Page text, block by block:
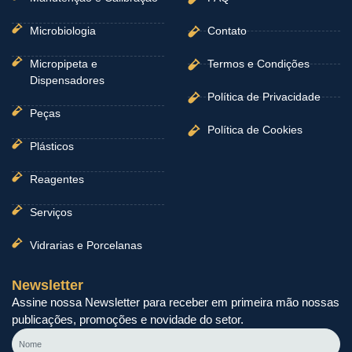
Microbiologia
Micropipeta e
Dispensadores
Peças
Plásticos
Reagentes
Serviços
Vidrarias e Porcelanas
Contato
Termos e Condições
Política de Privacidade
Política de Cookies
Newsletter
Assine nossa Newsletter para receber em primeira mão nossas
publicações, promoções e novidade do setor.
Nome